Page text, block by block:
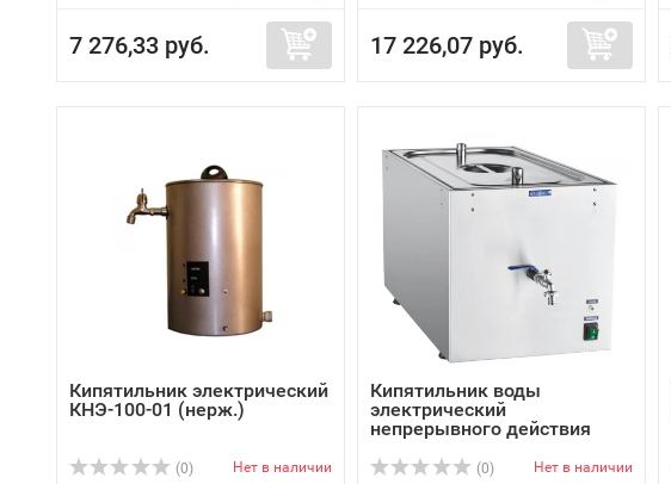
7 276,33 руб. 17 226,07 руб.
Кипятильник электрический
КНЭ-100-01 (нерж.)
(0) Нет в наличии
Кипятильник воды
электрический
непрерывного действия
(0) Нет в наличии